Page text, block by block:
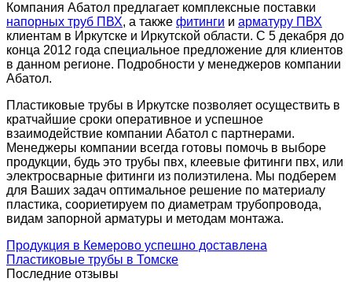
Компания Абатол предлагает комплексные поставки
напорных труб ПВХ, а также фитинги и арматуру ПВХ
клиентам в Иркутске и Иркутской области. С 5 декабря до
конца 2012 года специальное предложение для клиентов
в данном регионе. Подробности у менеджеров компании
Абатол.
Пластиковые трубы в Иркутске позволяет осуществить в
кратчайшие сроки оперативное и успешное
взаимодействие компании Абатол с партнерами.
Менеджеры компании всегда готовы помочь в выборе
продукции, будь это трубы пвх, клеевые фитинги пвх, или
электросварные фитинги из полиэтилена. Мы подберем
для Ваших задач оптимальное решение по материалу
пластика, соориетируем по диаметрам трубопровода,
видам запорной арматуры и методам монтажа.
Продукция в Кемерово успешно доставлена
Пластиковые трубы в Томске
Последние отзывы